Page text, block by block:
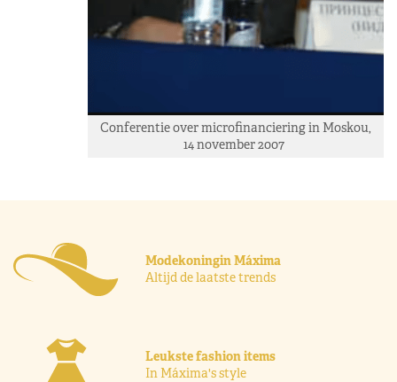
Conferentie over microfinanciering in Moskou,
14 november 2007
Modekoningin Máxima
Altijd de laatste trends
Leukste fashion items
In Máxima's style